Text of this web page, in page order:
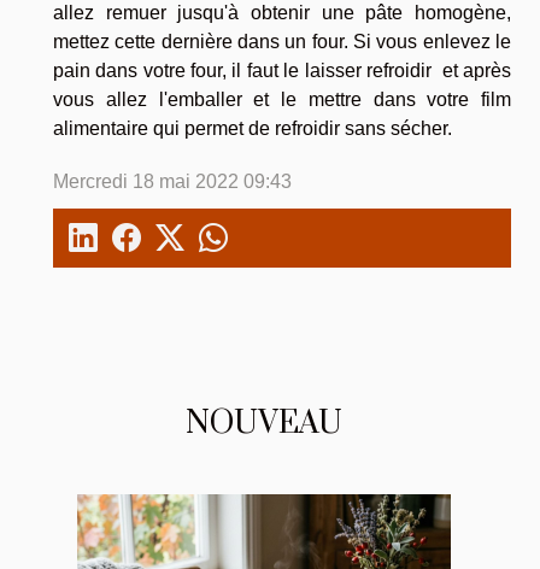
NOUVEAU
allez remuer jusqu'à obtenir une pâte homogène,
mettez cette dernière dans un four. Si vous enlevez le
pain dans votre four, il faut le laisser refroidir et après
vous allez l'emballer et le mettre dans votre film
alimentaire qui permet de refroidir sans sécher.
Mercredi 18 mai 2022 09:43